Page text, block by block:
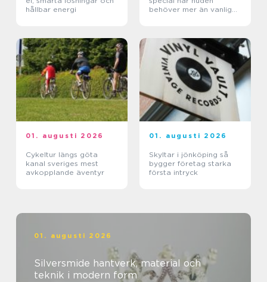
hållbar energi
behöver mer än vanlig
01. augusti 2026
Cykeltur längs göta
kanal sveriges mest
avkopplande äventyr
01. augusti 2026
Skyltar i jönköping så
bygger företag starka
första intryck
01. augusti 2026
Silversmide hantverk, material och
teknik i modern form